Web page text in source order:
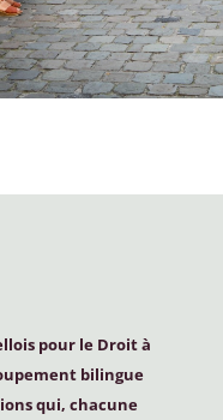
pour le Droit à
bilingue
qui, chacune